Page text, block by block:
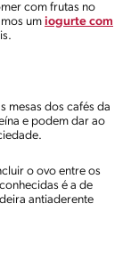
com frutas no
um iogurte com
mesas dos cafés da
e podem dar ao
o ovo entre os
é a de
antiaderente